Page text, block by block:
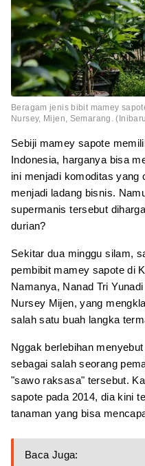
Beragam jenis bibit mamey
Nursey, Mijen, Semarang.
Sebiji mamey sapote
Indonesia, harganya bisa
ini menjadi komoditas yang
menjadi ladang bisnis.
supermanis tersebut
durian?
Sekitar dua minggu silam,
pembibit mamey sapote di
Namanya, Nanad Tri
Nursey Mijen, yang
salah satu buah langka
Nggak berlebihan
sebagai salah seorang
"sawo raksasa" tersebut.
sapote pada 2014, dia kini
tanaman yang bisa
Baca Juga: